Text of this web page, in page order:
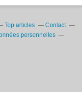
Top articles
Contact
personnelles